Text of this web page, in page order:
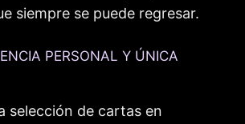
siempre se puede regresar.
PERSONAL Y ÚNICA
selección de cartas en